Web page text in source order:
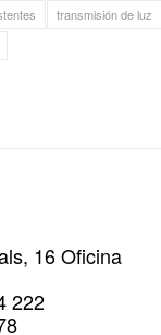
transmisión de luz
16 Oficina
222